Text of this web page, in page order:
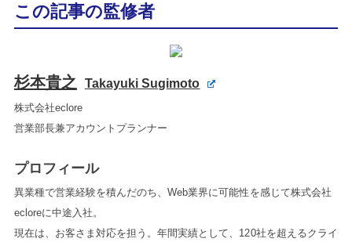
この記事の監修者
杉本貴之 Takayuki Sugimoto
株式会社eclore
営業部長兼アカウントプランナー
プロフィール
異業種で営業経験を積んだのち、Web業界に可能性を感じて株式会社
ecloreに中途入社。
現在は、お客さま対応を担う。年間実績として、120社を超えるクライ